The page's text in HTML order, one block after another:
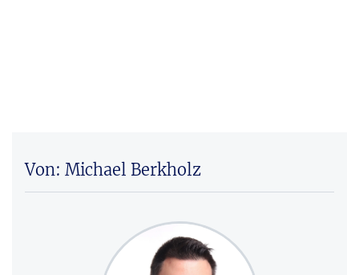
Von: Michael Berkholz